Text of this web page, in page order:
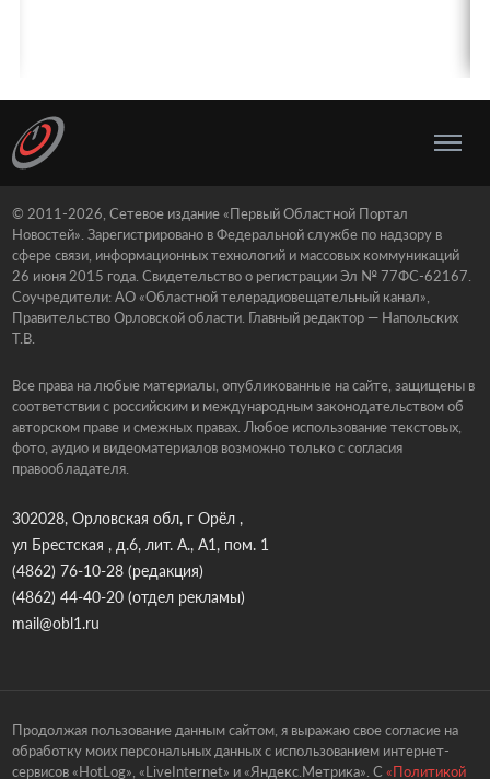
© 2011-2026, Сетевое издание «Первый Областной Портал
Новостей». Зарегистрировано в Федеральной службе по надзору в
сфере связи, информационных технологий и массовых коммуникаций
26 июня 2015 года. Свидетельство о регистрации Эл № 77ФС-62167.
Соучредители: АО «Областной телерадиовещательный канал»,
Правительство Орловской области. Главный редактор — Напольских
Т.В.
Все права на любые материалы, опубликованные на сайте, защищены в
соответствии с российским и международным законодательством об
авторском праве и смежных правах. Любое использование текстовых,
фото, аудио и видеоматериалов возможно только с согласия
правообладателя.
302028, Орловская обл, г Орёл ,
ул Брестская , д.6, лит. А., А1, пом. 1
(4862) 76-10-28(редакция)
(4862) 44-40-20(отдел рекламы)
mail@obl1.ru
Продолжая пользование данным сайтом, я выражаю свое согласие на
обработку моих персональных данных с использованием интернет-
сервисов «HotLog», «LiveInternet» и «Яндекс.Метрика». С «Политикой